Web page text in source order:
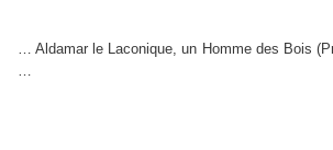
… Aldamar le Laconique, un Homme des Bois
…